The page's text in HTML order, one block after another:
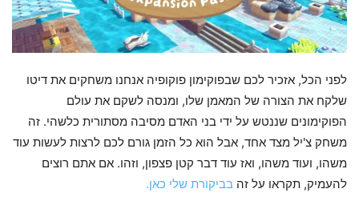
לפני הכל, אזכיר לכם שבפוקימון פוקופיה אנחנו משחקים את דיטו
שלקח את הצורה של המאמן שלו, ומנסה לשקם את עולם
הפוקימונים שננטש על ידי בני האדם מסיבה מסתורית כלשהי. זה
משחק צ'יל מצד אחד, אבל הוא כל הזמן גורם לכם לרצות לעשות עוד
משהו, ועוד משהו, ואז עוד דבר קטן פצפון, וזהו. אם אתם רוצים
להעמיק, תקראו על זה בביקורת שלי כאן.